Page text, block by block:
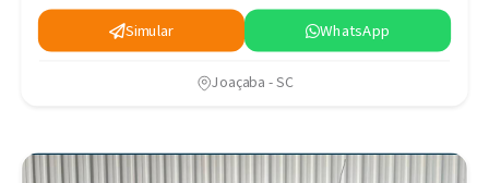
Simular WhatsApp
Joaçaba - SC